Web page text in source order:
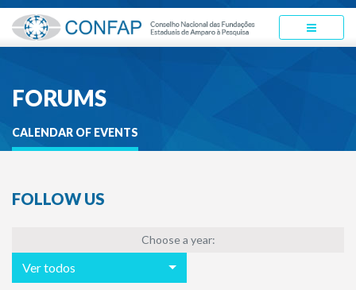
FORUMS
CALENDAR OF EVENTS
FOLLOW US
Choose a year:
Ver todos